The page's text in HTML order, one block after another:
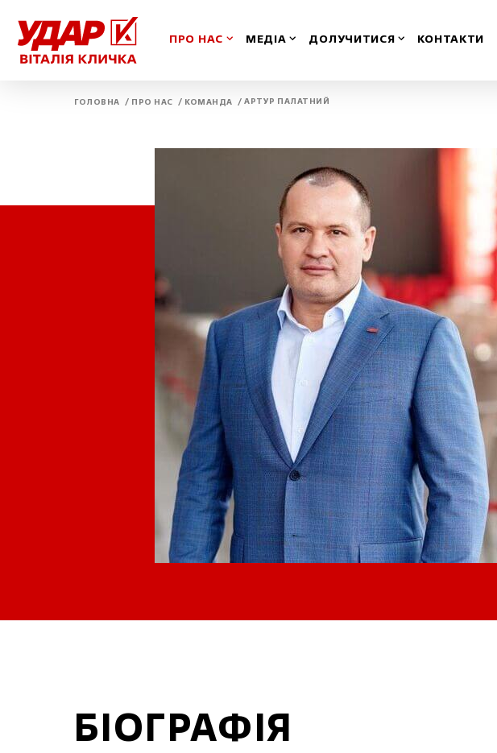
ПРО НАС МЕДІА ДОЛУЧИТИСЯ КОНТАКТИ
Дніпропетровська
Житомирська
Закарпатська
Запорізька
Київ
Київська
Кіровоградська
Крим
Луганська
Львівська
ГОЛОВНА / ПРО НАС / КОМАНДА / АРТУР ПАЛАТНИЙ
БІОГРАФІЯ